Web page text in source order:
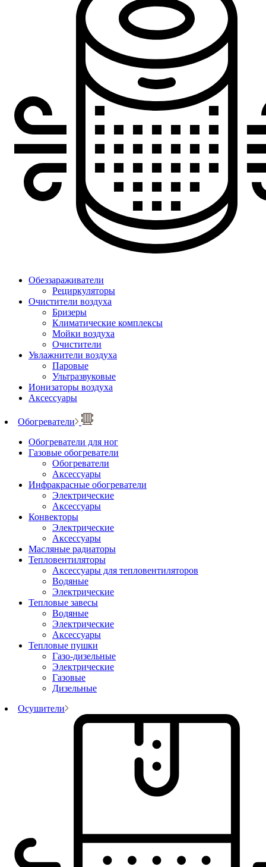
Обеззараживатели
Рециркуляторы
Очистители воздуха
Бризеры
Климатические комплексы
Мойки воздуха
Очистители
Увлажнители воздуха
Паровые
Ультразвуковые
Ионизаторы воздуха
Аксессуары
Обогреватели
Обогреватели для ног
Газовые обогреватели
Обогреватели
Аксессуары
Инфракрасные обогреватели
Электрические
Аксессуары
Конвекторы
Электрические
Аксессуары
Масляные радиаторы
Тепловентиляторы
Аксессуары для тепловентиляторов
Водяные
Электрические
Тепловые завесы
Водяные
Электрические
Аксессуары
Тепловые пушки
Газо-дизельные
Электрические
Газовые
Дизельные
Осушители